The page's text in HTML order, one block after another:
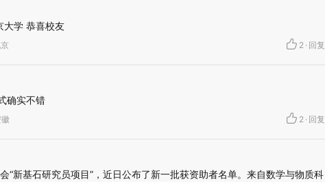
学 恭喜校友
2 · 回复
确实不错
2 · 回复
“新基石研究员项目”，近日公布了新一批获资助者名单。来自数学与物质科